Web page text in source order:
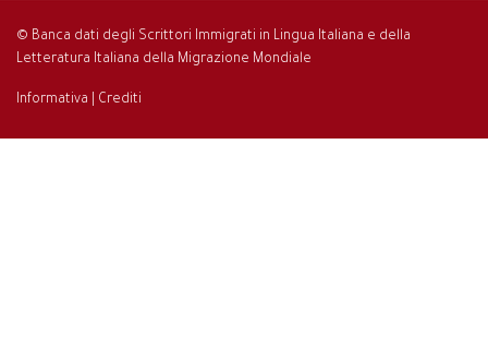
© Banca dati degli Scrittori Immigrati in Lingua Italiana e della
Letteratura Italiana della Migrazione Mondiale
Informativa Crediti